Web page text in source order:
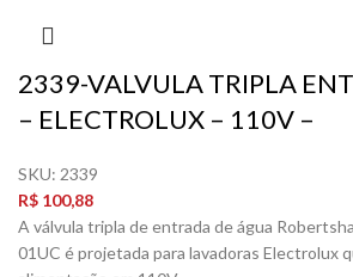
2339-VALVULA TRIPLA
– ELECTROLUX – 110V –
SKU: 2339
R$ 100,88
A válvula tripla de entrada de água
01UC é projetada para lavadoras Electrolux